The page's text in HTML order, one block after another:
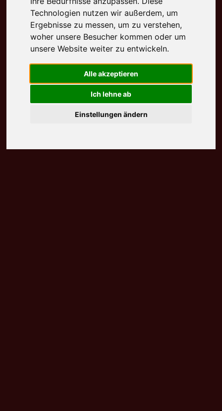
Technologien nutzen wir außerdem, um
Ergebnisse zu messen, um zu verstehen,
woher unsere Besucher kommen oder um
unsere Website weiter zu entwickeln.
Alle akzeptieren
Ich lehne ab
Einstellungen ändern